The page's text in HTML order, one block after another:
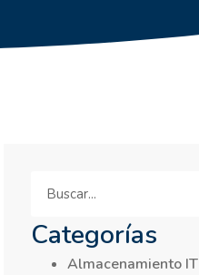
Categorías
Almacenamiento IT